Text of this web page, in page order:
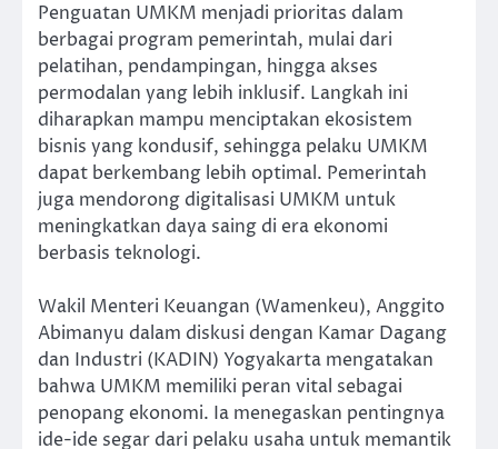
Penguatan UMKM menjadi prioritas dalam
berbagai program pemerintah, mulai dari
pelatihan, pendampingan, hingga akses
permodalan yang lebih inklusif. Langkah ini
diharapkan mampu menciptakan ekosistem
bisnis yang kondusif, sehingga pelaku UMKM
dapat berkembang lebih optimal. Pemerintah
juga mendorong digitalisasi UMKM untuk
meningkatkan daya saing di era ekonomi
berbasis teknologi.
Wakil Menteri Keuangan (Wamenkeu), Anggito
Abimanyu dalam diskusi dengan Kamar Dagang
dan Industri (KADIN) Yogyakarta mengatakan
bahwa UMKM memiliki peran vital sebagai
penopang ekonomi. Ia menegaskan pentingnya
ide-ide segar dari pelaku usaha untuk memantik